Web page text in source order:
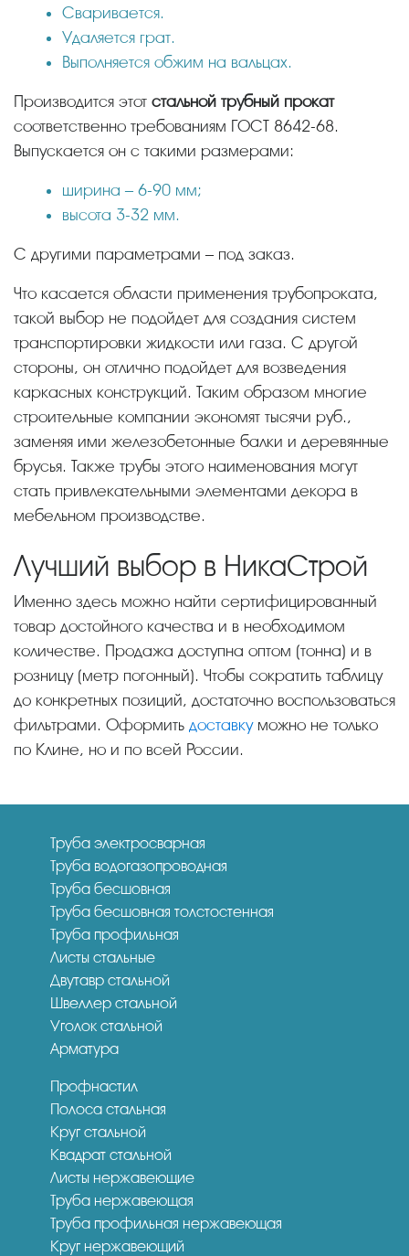
Сваривается.
Удаляется грат.
Выполняется обжим на вальцах.
Производится этот стальной трубный прокат
соответственно требованиям ГОСТ 8642-68.
Выпускается он с такими размерами:
ширина – 6-90 мм;
высота 3-32 мм.
С другими параметрами – под заказ.
Что касается области применения трубопроката,
такой выбор не подойдет для создания систем
транспортировки жидкости или газа. С другой
стороны, он отлично подойдет для возведения
каркасных конструкций. Таким образом многие
строительные компании экономят тысячи руб.,
заменяя ими железобетонные балки и деревянные
брусья. Также трубы этого наименования могут
стать привлекательными элементами декора в
мебельном производстве.
Лучший выбор в НикаСтрой
Именно здесь можно найти сертифицированный
товар достойного качества и в необходимом
количестве. Продажа доступна оптом (тонна) и в
розницу (метр погонный). Чтобы сократить таблицу
до конкретных позиций, достаточно воспользоваться
фильтрами. Оформить доставкуможно не только
по Клине, но и по всей России.
Труба электросварная
Труба водогазопроводная
Труба бесшовная
Труба бесшовная толстостенная
Труба профильная
Листы стальные
Двутавр стальной
Швеллер стальной
Уголок стальной
Арматура
Профнастил
Полоса стальная
Круг стальной
Квадрат стальной
Листы нержавеющие
Труба нержавеющая
Труба профильная нержавеющая
Круг нержавеющий